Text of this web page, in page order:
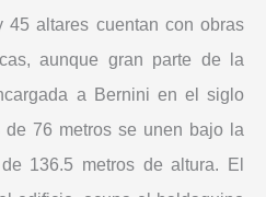
45 altares cuentan con obras
aunque gran parte de la
a Bernini en el siglo
de 76 metros se unen bajo la
136.5 metros de altura. El